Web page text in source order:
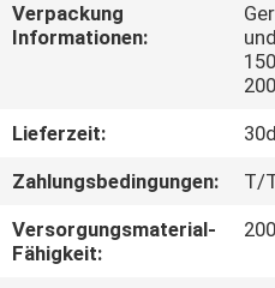
KONTAKT
REFERENZEN
SITEMAP
Verpackung
Informationen:
Lieferzeit:
Zahlungsbedingungen:
T/
Versorgungsmaterial-
Fähigkeit: